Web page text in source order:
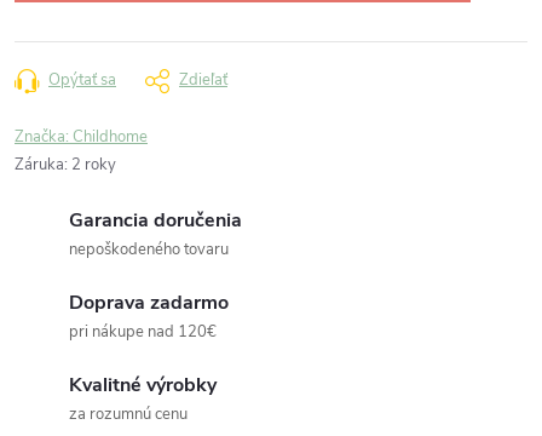
Opýtať sa Zdieľať
Značka: Childhome
Záruka: 2 roky
Garancia doručenia
nepoškodeného tovaru
Doprava zadarmo
pri nákupe nad 120€
Kvalitné výrobky
za rozumnú cenu